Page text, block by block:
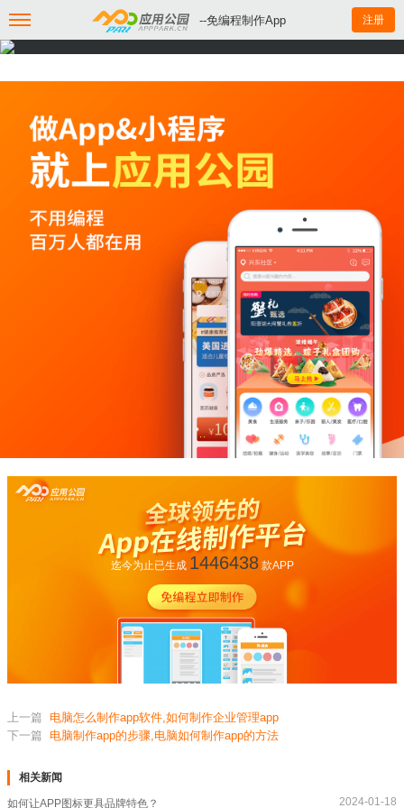
--免编程制作App 注册
迄今为止已生成 1446438款APP
上一篇
电脑怎么制作app软件,如何制作企业管理app
下一篇
电脑制作app的步骤,电脑如何制作app的方法
相关新闻
如何让APP图标更具品牌特色？ 2024-01-18